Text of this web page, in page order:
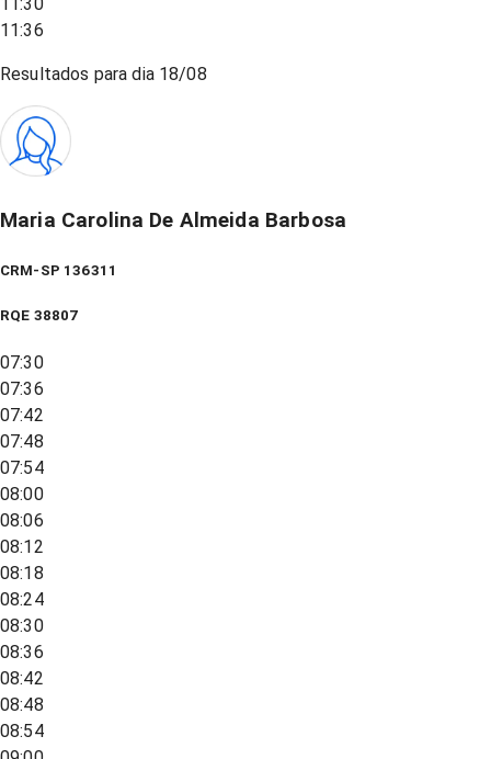
11:36
Resultados para dia 18/08
Maria Carolina De Almeida Barbosa
CRM-SP 136311
RQE 38807
07:30
07:36
07:42
07:48
07:54
08:00
08:06
08:12
08:18
08:24
08:30
08:36
08:42
08:48
08:54